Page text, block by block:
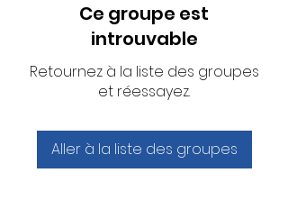
Ce groupe est
introuvable
Retournez à la liste des groupes
et réessayez.
Aller à la liste des groupes